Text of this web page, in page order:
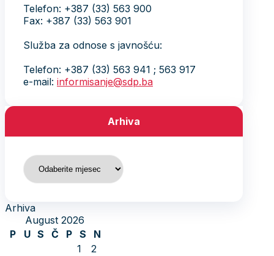
Telefon: +387 (33) 563 900
Fax: +387 (33) 563 901
Služba za odnose s javnošću:
Telefon: +387 (33) 563 941 ; 563 917
e-mail: informisanje@sdp.ba
Arhiva
Arhiva
Arhiva
August 2026
P
U S Č P S
N
1
2